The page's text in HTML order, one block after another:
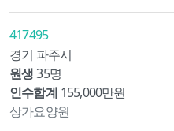
417495
경기 파주시
원생 35명
인수합계 155,000만원
상가요양원